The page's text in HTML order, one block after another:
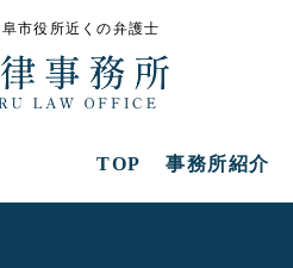
市役所近くの弁護士
TOP 事務所紹介